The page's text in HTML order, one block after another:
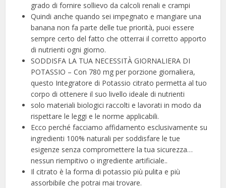
grado di fornire sollievo da calcoli renali e crampi
Quindi anche quando sei impegnato e mangiare una
banana non fa parte delle tue priorità, puoi essere
sempre certo del fatto che otterrai il corretto apporto
di nutrienti ogni giorno.
SODDISFA LA TUA NECESSITÀ GIORNALIERA DI
POTASSIO – Con 780 mg per porzione giornaliera,
questo Integratore di Potassio citrato permetta al tuo
corpo di ottenere il suo livello ideale di nutrienti
solo materiali biologici raccolti e lavorati in modo da
rispettare le leggi e le norme applicabili.
Ecco perché facciamo affidamento esclusivamente su
ingredienti 100% naturali per soddisfare le tue
esigenze senza compromettere la tua sicurezza…
nessun riempitivo o ingrediente artificiale..
Il citrato è la forma di potassio più pulita e più
assorbibile che potrai mai trovare.